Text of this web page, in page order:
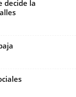
decide la